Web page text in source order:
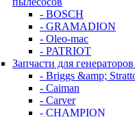
- BOSCH
- GRAMADION
- Oleo-mac
- PATRIOT
Запчасти для
- Briggs &amp;
- Caiman
- Carver
- CHAMPION